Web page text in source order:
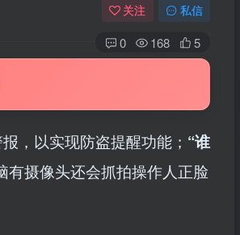
关注 私信
0 168 5
，以实现防盗提醒功能； “谁
有摄像头还会抓拍操作人正脸